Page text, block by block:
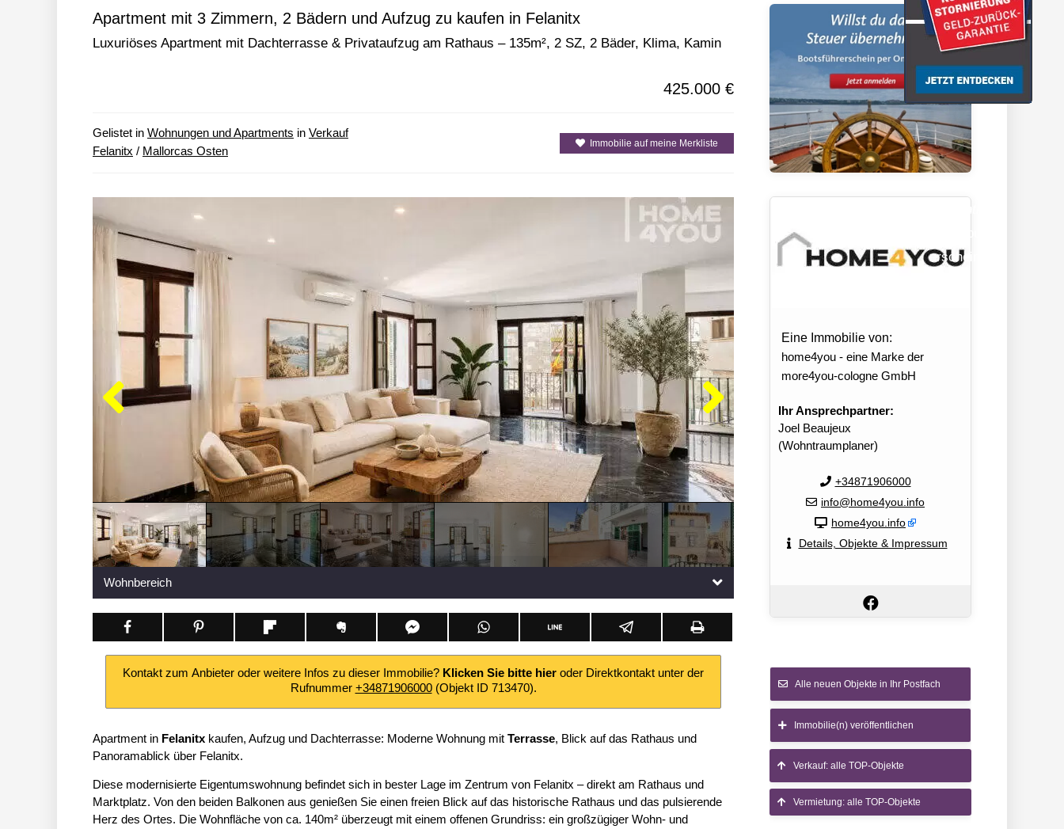
» mehr Such-Optionen
Apartment mit 3 Zimmern, 2 Bädern und Aufzug zu kaufen in Felanitx
Luxuriöses Apartment mit Dachterrasse & Privataufzug am Rathaus – 135m², 2 SZ, 2 Bäder, Klima, Kamin
425.000 €
Gelistet in Wohnungen und Apartments in Verkauf
Felanitx / Mallorcas Osten
Immobilie auf meine Merkliste
Wohnbereich
Kontakt zum Anbieter oder weitere Infos zu dieser Immobilie? Klicken Sie bitte hier oder Direktkontakt unter der
Rufnummer +34871906000(Objekt ID 713470).
Apartment in Felanitx kaufen, Aufzug und Dachterrasse: Moderne Wohnung mit Terrasse, Blick auf das Rathaus und
Panoramablick über Felanitx.
Diese modernisierte Eigentumswohnung befindet sich in bester Lage im Zentrum von Felanitx – direkt am Rathaus und
Marktplatz. Von den beiden Balkonen aus genießen Sie einen freien Blick auf das historische Rathaus und das pulsierende
Herz des Ortes. Die Wohnfläche von ca. 140m² überzeugt mit einem offenen Grundriss: ein großzügiger Wohn- und
Eine Immobilie von:
home4you - eine Marke der
more4you-cologne GmbH
Ihr Ansprechpartner:
Joel Beaujeux
(Wohntraumplaner)
+34871906000
info@home4you.info
home4you.info
Details, Objekte & Impressum
Alle neuen Objekte in Ihr Postfach
Immobilie(n) veröffentlichen
Verkauf: alle TOP-Objekte
Vermietung: alle TOP-Objekte
eigentlich
Werbung
erscheinen…